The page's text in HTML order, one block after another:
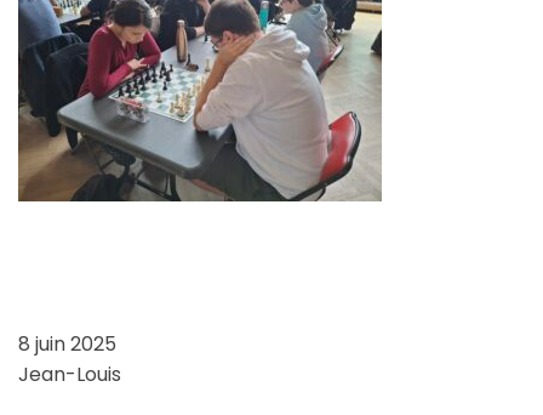
8 juin 2025
Jean-Louis